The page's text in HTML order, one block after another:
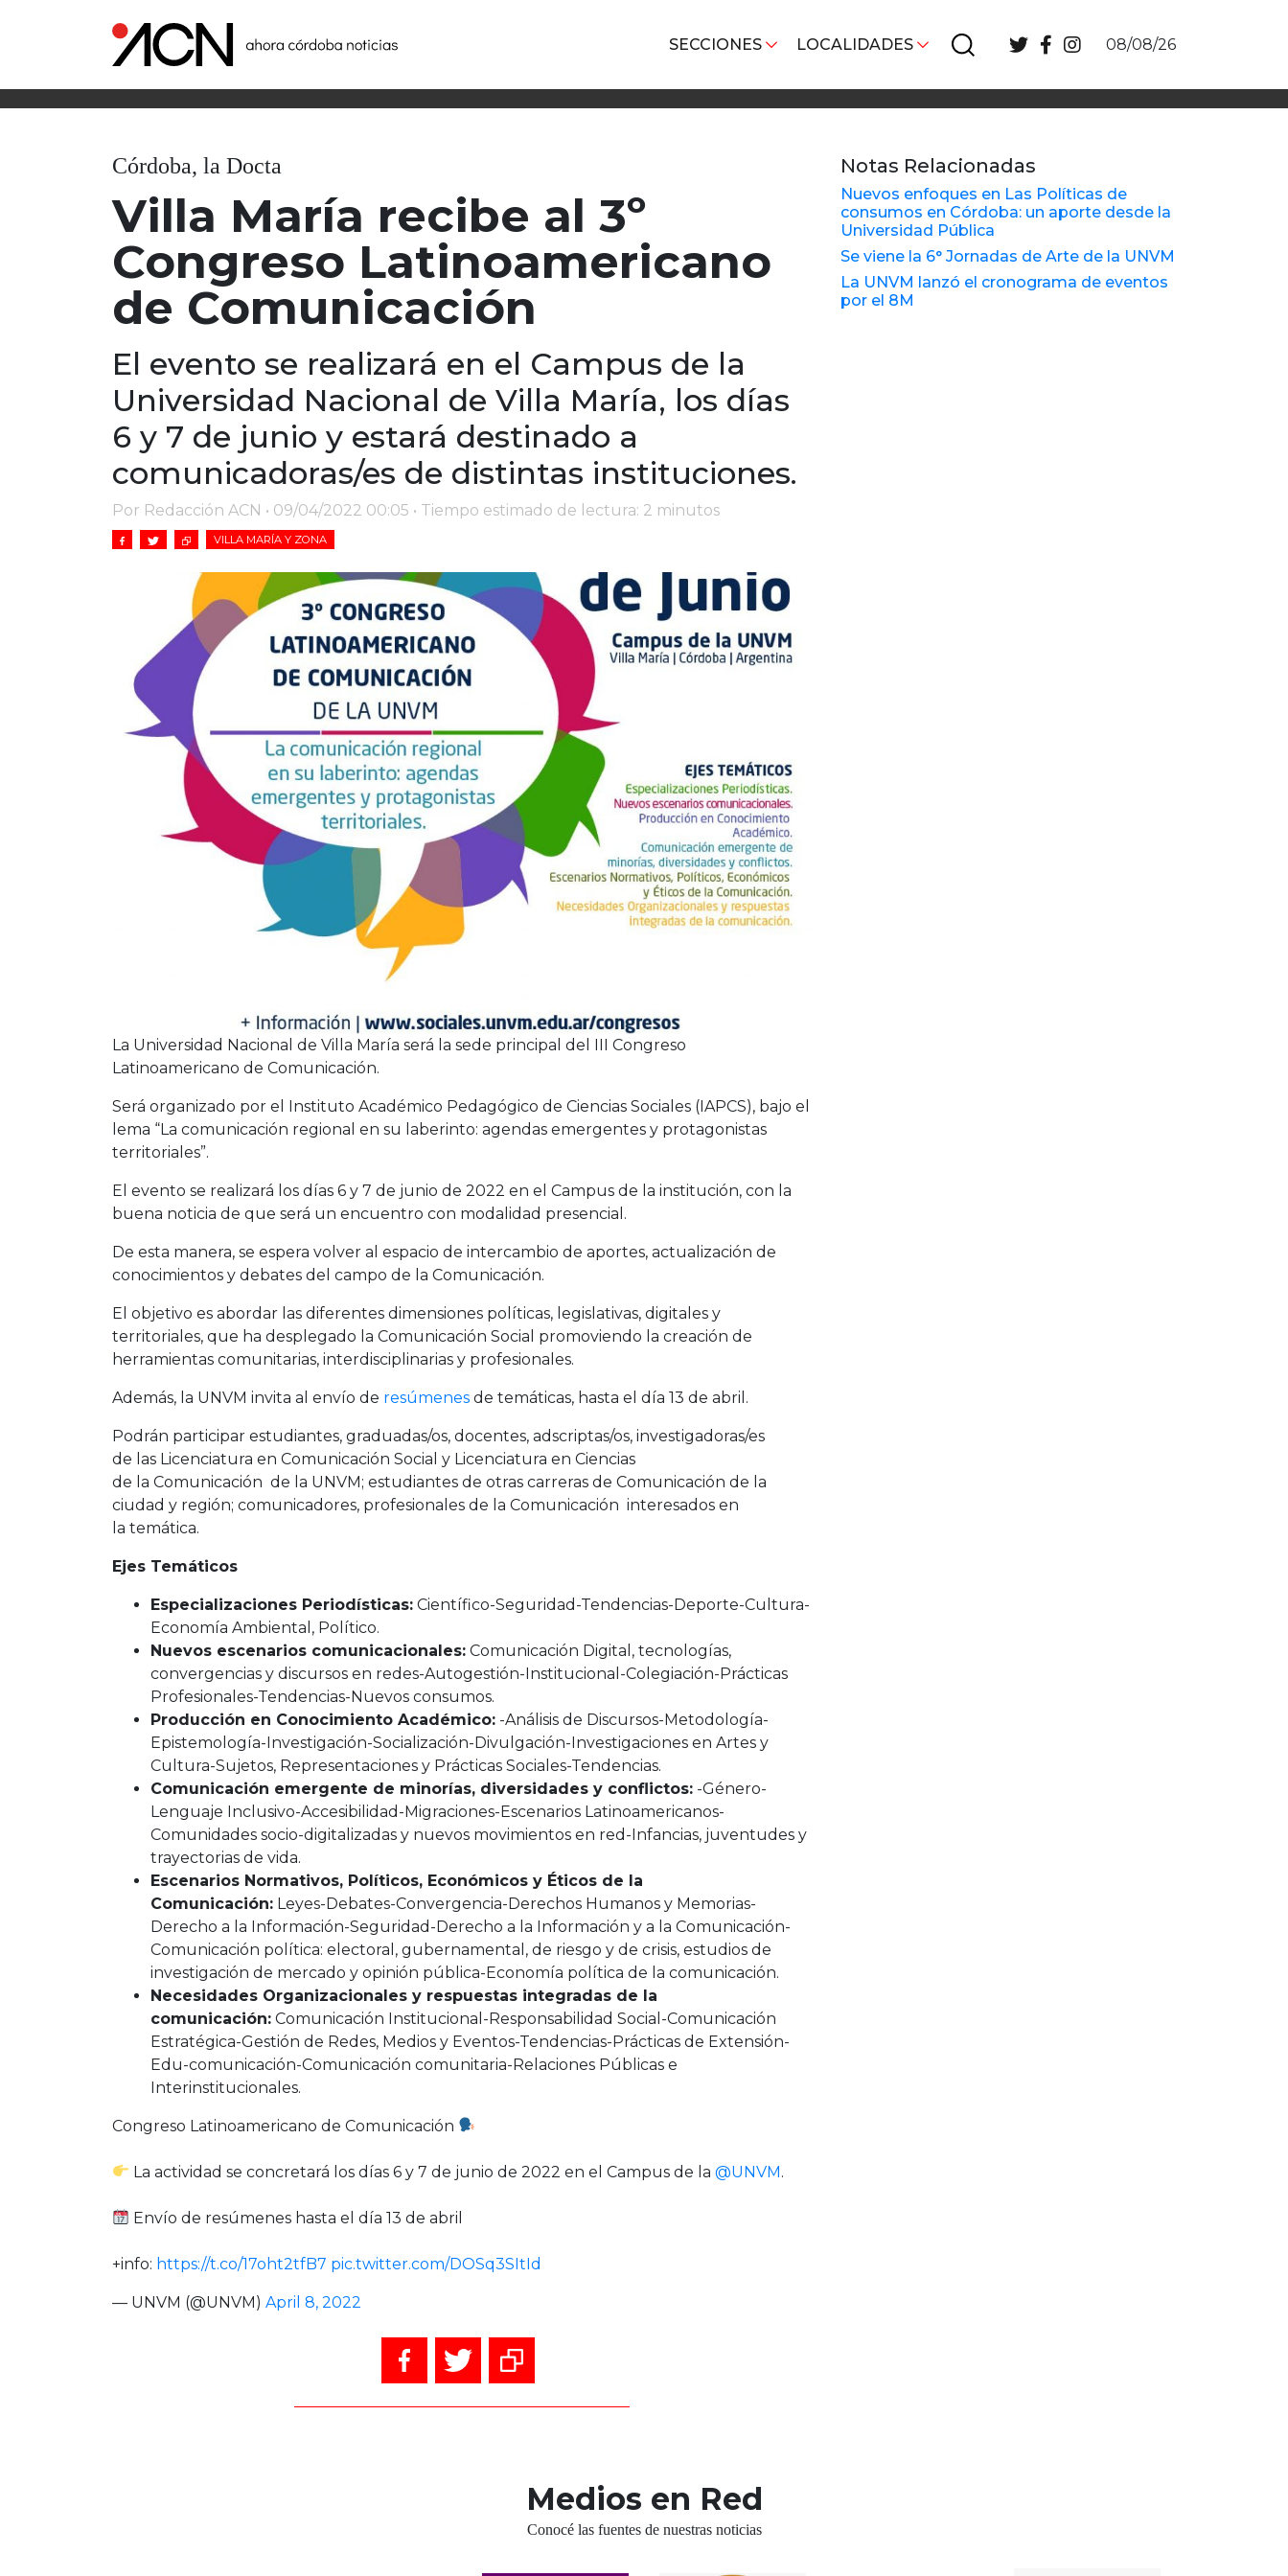
SECCIONES LOCALIDADES 08/08/26
Córdoba, la Docta
Villa María recibe al 3º
Congreso Latinoamericano
de Comunicación
El evento se realizará en el Campus de la
Universidad Nacional de Villa María, los días
6 y 7 de junio y estará destinado a
comunicadoras/es de distintas instituciones.
Por Redacción ACN • 09/04/2022 00:05 • Tiempo estimado de lectura: 2 minutos
VILLA MARÍA Y ZONA
La Universidad Nacional de Villa María será la sede principal del III Congreso
Latinoamericano de Comunicación.
Será organizado por el Instituto Académico Pedagógico de Ciencias Sociales (IAPCS), bajo el
lema “La comunicación regional en su laberinto: agendas emergentes y protagonistas
territoriales”.
El evento se realizará los días 6 y 7 de junio de 2022 en el Campus de la institución, con la
buena noticia de que será un encuentro con modalidad presencial.
De esta manera, se espera volver al espacio de intercambio de aportes, actualización de
conocimientos y debates del campo de la Comunicación.
El objetivo es abordar las diferentes dimensiones políticas, legislativas, digitales y
territoriales, que ha desplegado la Comunicación Social promoviendo la creación de
herramientas comunitarias, interdisciplinarias y profesionales.
Además, la UNVM invita al envío de resúmenes de temáticas, hasta el día 13 de abril.
Podrán participar estudiantes, graduadas/os, docentes, adscriptas/os, investigadoras/es
de las Licenciatura en Comunicación Social y Licenciatura en Ciencias
de la Comunicación de la UNVM; estudiantes de otras carreras de Comunicación de la
ciudad y región; comunicadores, profesionales de la Comunicación interesados en
la temática.
Ejes Temáticos
Especializaciones Periodísticas: Científico-Seguridad-Tendencias-Deporte-Cultura-
Economía Ambiental, Político.
Nuevos escenarios comunicacionales: Comunicación Digital, tecnologías,
convergencias y discursos en redes-Autogestión-Institucional-Colegiación-Prácticas
Profesionales-Tendencias-Nuevos consumos.
Producción en Conocimiento Académico: -Análisis de Discursos-Metodología-
Epistemología-Investigación-Socialización-Divulgación-Investigaciones en Artes y
Cultura-Sujetos, Representaciones y Prácticas Sociales-Tendencias.
Comunicación emergente de minorías, diversidades y conflictos: -Género-
Lenguaje Inclusivo-Accesibilidad-Migraciones-Escenarios Latinoamericanos-
Comunidades socio-digitalizadas y nuevos movimientos en red-Infancias, juventudes y
trayectorias de vida.
Escenarios Normativos, Políticos, Económicos y Éticos de la
Comunicación: Leyes-Debates-Convergencia-Derechos Humanos y Memorias-
Derecho a la Información-Seguridad-Derecho a la Información y a la Comunicación-
Comunicación política: electoral, gubernamental, de riesgo y de crisis, estudios de
investigación de mercado y opinión pública-Economía política de la comunicación.
Necesidades Organizacionales y respuestas integradas de la
comunicación: Comunicación Institucional-Responsabilidad Social-Comunicación
Estratégica-Gestión de Redes, Medios y Eventos-Tendencias-Prácticas de Extensión-
Edu-comunicación-Comunicación comunitaria-Relaciones Públicas e
Interinstitucionales.
Congreso Latinoamericano de Comunicación
La actividad se concretará los días 6 y 7 de junio de 2022 en el Campus de la@UNVM.
Envío de resúmenes hasta el día 13 de abril
+info: https://t.co/17oht2tfB7 pic.twitter.com/DOSq3SItId
— UNVM (@UNVM) April 8, 2022
Notas Relacionadas
Nuevos enfoques en Las Políticas de
consumos en Córdoba: un aporte desde la
Universidad Pública
Se viene la 6° Jornadas de Arte de la UNVM
La UNVM lanzó el cronograma de eventos
por el 8M
Medios en Red
Conocé las fuentes de nuestras noticias